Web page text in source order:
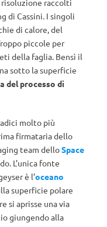
risoluzione raccolti
di Cassini. I singoli
di calore, del
piccole per
della faglia. Bensì il
sotto la superficie
del processo di
molto più
firmataria dello
team delloSpace
L’unica fonte
è l’oceano
superficie polare
si aprisse una via
giungendo alla